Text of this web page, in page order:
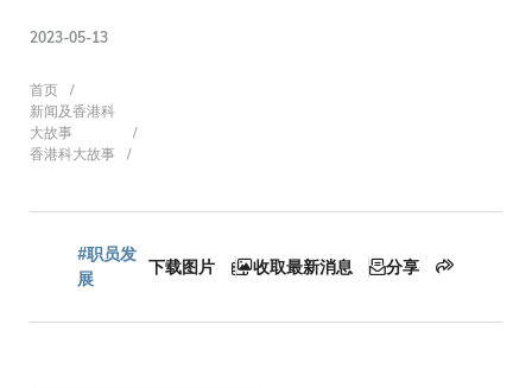
2023-05-13
面
包
屑
首页
新闻及香港科
大故事
香港科大故事
#职员发
展
下载图片 收取最新消息 分享